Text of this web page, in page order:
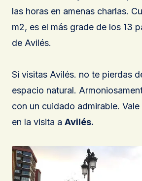
las horas en amenas charlas.
m2, es el más grade de los 13
de Avilés.
Si visitas Avilés. no te pierdas
espacio natural.
con un cuidado admirable.
en la visita a Avilés.